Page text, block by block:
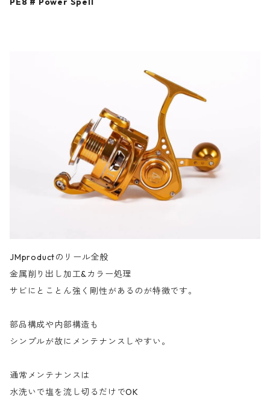
JMproductのリール全般
金属削り出し加工&カラー処理
サビにとことん強く剛性があるのが特徴です。
部品構成や内部構造も
シンプルが故にメンテナンスしやすい。
通常メンテナンスは
水洗いで塩を流し切るだけでOK